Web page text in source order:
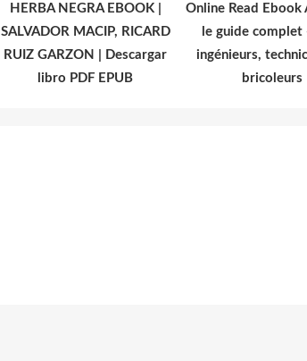
HERBA NEGRA EBOOK |
SALVADOR MACIP, RICARD
RUIZ GARZON | Descargar
libro PDF EPUB
Online Read Ebook
le guide complet
ingénieurs,
bricoleurs